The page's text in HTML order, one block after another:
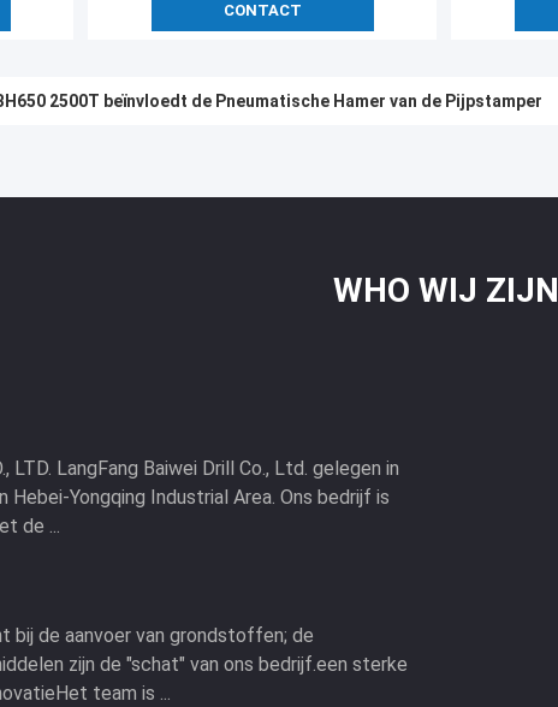
CONTACT
2500T beïnvloedt de Pneumatische Hamer van de Pijpstamper
WHO WIJ ZIJN
LTD. LangFang Baiwei Drill Co., Ltd. gelegen in
Hebei-Yongqing Industrial Area. Ons bedrijf is
de ...
bij de aanvoer van grondstoffen; de
zijn de "schat" van ons bedrijf.een sterke
team is ...